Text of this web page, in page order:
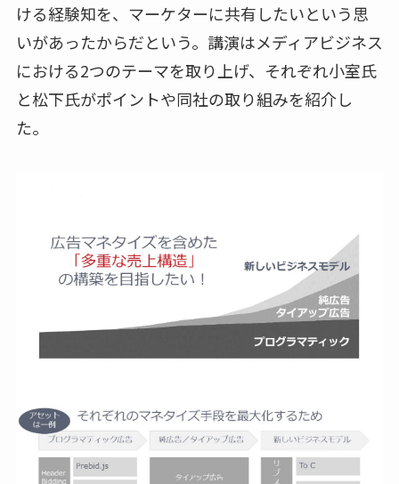
ける経験知を、マーケターに共有したいという思
いがあったからだという。講演はメディアビジネス
における2つのテーマを取り上げ、それぞれ小室氏
と松下氏がポイントや同社の取り組みを紹介し
た。